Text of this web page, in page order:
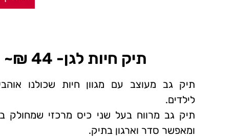
תיק חיות לגן- 44 ₪~
תיק גב מעוצב עם מגוון חיות שכולנו
לילדים.
תיק גב מרווח בעל שני כיס מרכזי שמחולק
ומאפשר סדר וארגון בתיק.